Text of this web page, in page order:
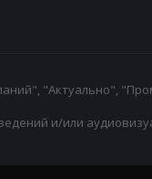
"Актуально",
и/или